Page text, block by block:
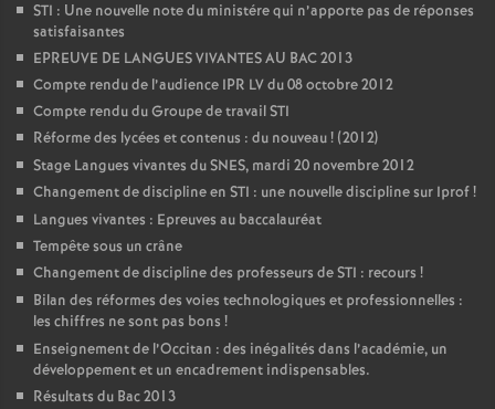
STI : Une nouvelle note du ministére qui n’apporte pas de réponses
satisfaisantes
EPREUVE DE LANGUES VIVANTES AU BAC 2013
Compte rendu de l’audience IPR LV du 08 octobre 2012
Compte rendu du Groupe de travail STI
Réforme des lycées et contenus : du nouveau! (2012)
Stage Langues vivantes du SNES, mardi 20 novembre 2012
Changement de discipline en STI : une nouvelle discipline sur Iprof!
Langues vivantes : Epreuves au baccalauréat
Tempête sous un crâne
Changement de discipline des professeurs de STI : recours !
Bilan des réformes des voies technologiques et professionnelles :
les chiffres ne sont pas bons !
Enseignement de l’Occitan : des inégalités dans l’académie, un
développement et un encadrement indispensables.
Résultats du Bac 2013